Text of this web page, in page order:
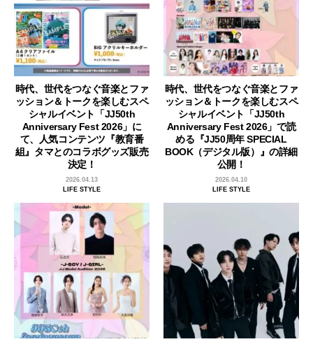
時代、世代をつなぐ音楽とファ
ッション＆トークを楽しむスペ
シャルイベント「JJ50th
Anniversary Fest 2026」に
て、人気コンテンツ『教育番
組』タマとのコラボグッズ販売
決定！
2026.04.13
LIFE STYLE
時代、世代をつなぐ音楽とファ
ッション＆トークを楽しむスペ
シャルイベント「JJ50th
Anniversary Fest 2026」で読
める『JJ50周年 SPECIAL
BOOK（デジタル版）』の詳細
公開！
2026.04.10
LIFE STYLE